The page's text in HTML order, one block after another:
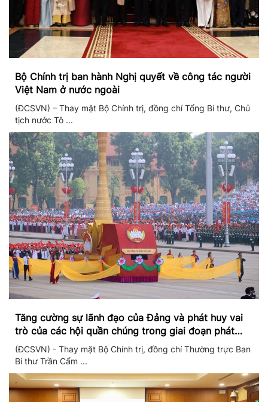
Bộ Chính trị ban hành Nghị quyết về công tác người
Việt Nam ở nước ngoài
(ĐCSVN) – Thay mặt Bộ Chính trị, đồng chí Tổng Bí thư, Chủ
tịch nước Tô ...
Tăng cường sự lãnh đạo của Đảng và phát huy vai
trò của các hội quần chúng trong giai đoạn phát
triển mới
(ĐCSVN) - Thay mặt Bộ Chính trị, đồng chí Thường trực Ban
Bí thư Trần Cẩm ...